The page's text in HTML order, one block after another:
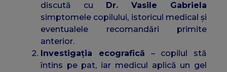
discută cu
Dr. Vasile Gabriela
simptomele copilului, istoricul medical și
eventualele recomandări primite
anterior.
Investigația ecografică – copilul stă
întins pe pat, iar medicul aplică un gel